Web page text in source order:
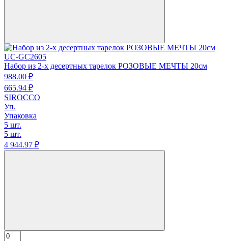
UC-GC2605
Набор из 2-х десертных тарелок РОЗОВЫЕ МЕЧТЫ 20см
988.00 ₽
665.94 ₽
SIROCCO
Уп.
Упаковка
5 шт.
5 шт.
4 944.97 ₽